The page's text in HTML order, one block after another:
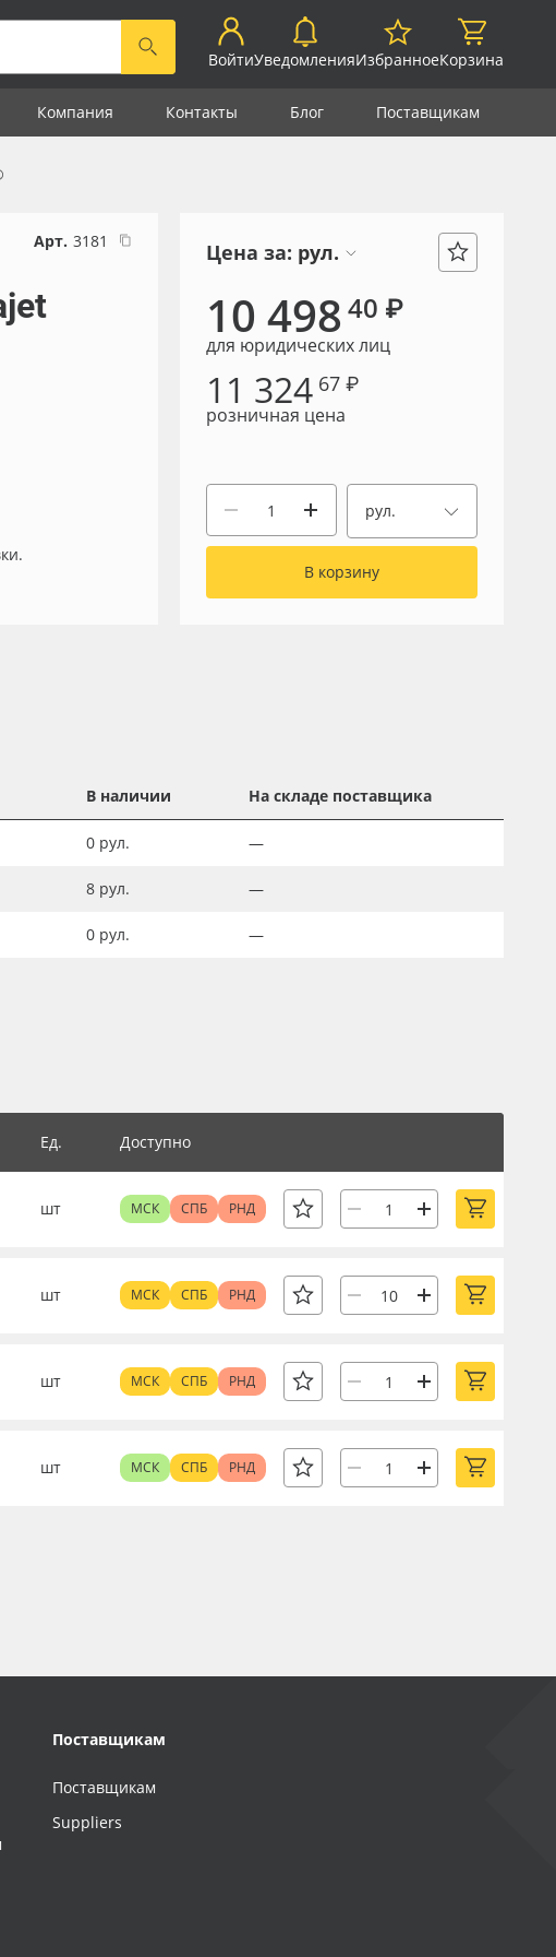
ВойтиУведомленияИзбранноеКорзина
Компания Контакты Блог Поставщикам
Арт. 3181 Цена за: рул.
10 498 40 ₽
для юридических лиц
11 324 67 ₽
розничная цена
рул.
В корзину
В наличии На складе поставщика
0 рул. —
8 рул. —
0 рул. —
Ед. Доступно
шт МСК СПБ РНД
шт МСК СПБ РНД
шт МСК СПБ РНД
шт МСК СПБ РНД
Поставщикам
Поставщикам
Suppliers